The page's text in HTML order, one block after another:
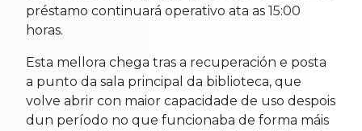
préstamo continuará operativo ata as 15:00
horas.
Esta mellora chega tras a recuperación e posta
a punto da sala principal da biblioteca, que
volve abrir con maior capacidade de uso despois
dun período no que funcionaba de forma máis